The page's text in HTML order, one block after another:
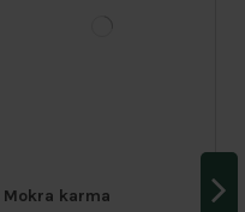
Mokra karma